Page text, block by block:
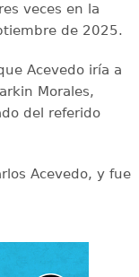
veces en la
de 2025.
Acevedo iría a
Morales,
del referido
Acevedo, y fue